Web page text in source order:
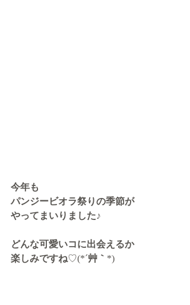
今年も
パンジービオラ祭りの季節が
やってまいりました♪
どんな可愛いコに出会えるか
楽しみですね♡(*´艸｀ *)